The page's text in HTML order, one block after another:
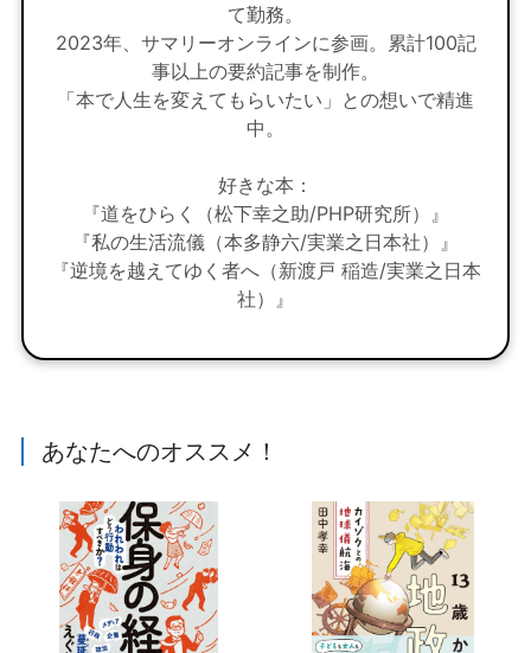
て勤務。
2023年、サマリーオンラインに参画。累計100記
事以上の要約記事を制作。
「本で人生を変えてもらいたい」との想いで精進
中。
好きな本：
『道をひらく（松下幸之助/PHP研究所）』
『私の生活流儀（本多静六/実業之日本社）』
『逆境を越えてゆく者へ（新渡戸 稲造/実業之日本
社）』
あなたへのオススメ！